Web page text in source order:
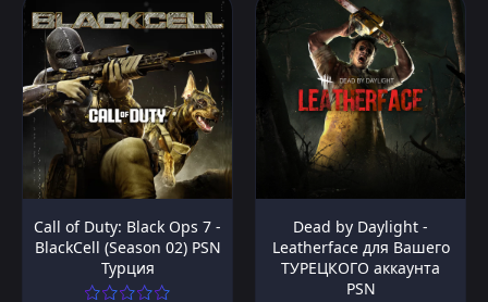
Call of Duty: Black Ops 7 -
BlackCell (Season 02) PSN
Турция
Dead by Daylight -
Leatherface для Вашего
ТУРЕЦКОГО аккаунта
PSN